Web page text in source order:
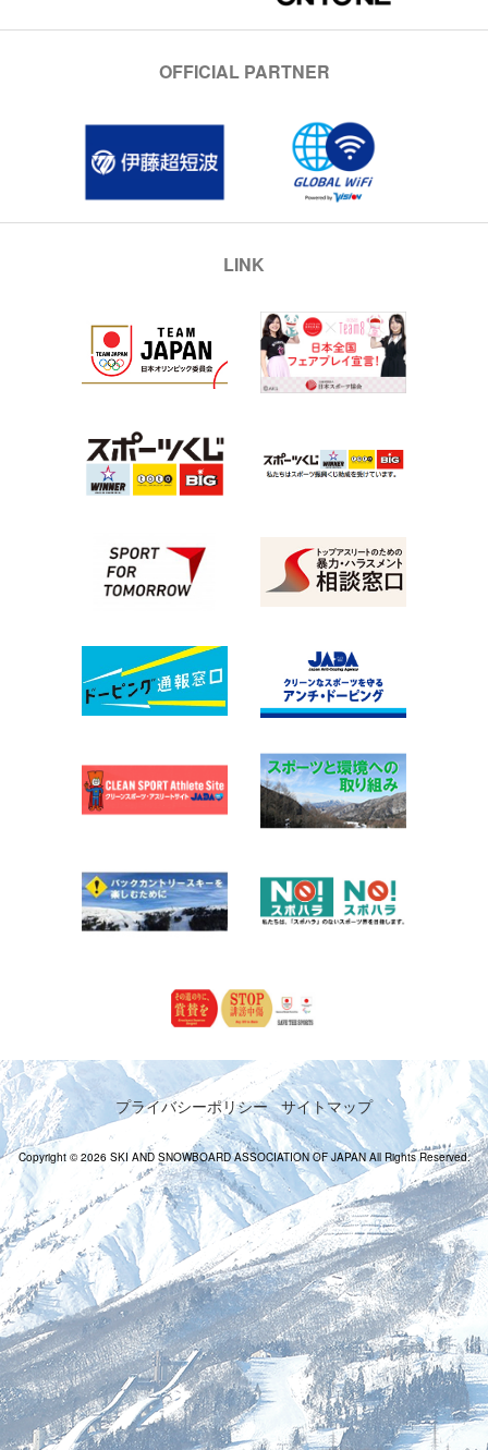
OFFICIAL PARTNER
LINK
プライバシーポリシー サイトマップ
Copyright © 2026 SKI AND SNOWBOARD ASSOCIATION OF JAPAN All Rights Reserved.